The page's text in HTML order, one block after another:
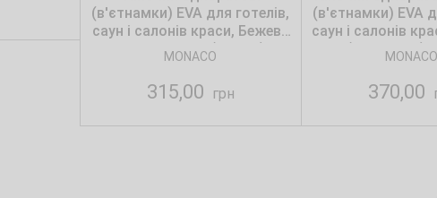
(в'єтнамки) ЕVA для готелів,
саун і салонів краси, Бежеві,
Monaco Style (25 пар)
MONACO
315,00 грн
(в'єтнамки) ЕVA
саун і салонів
Style (25 пар/уп.).
MONACO
370,00